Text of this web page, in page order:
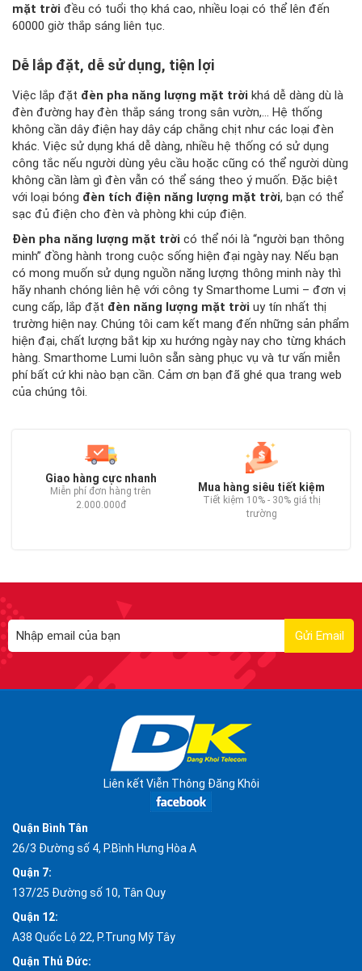
mặt trời đều có tuổi thọ khá cao, nhiều loại có thể lên đến
60000 giờ thắp sáng liên tục.
Dễ lắp đặt, dễ sử dụng, tiện lợi
Việc lắp đặt đèn pha năng lượng mặt trời khá dễ dàng dù là
đèn đường hay đèn thắp sáng trong sân vườn,… Hệ thống
không cần dây điện hay dây cáp chằng chịt như các loại đèn
khác. Việc sử dụng khá dễ dàng, nhiều hệ thống có sử dụng
công tắc nếu người dùng yêu cầu hoặc cũng có thể người dùng
không cần làm gì đèn vẫn có thể sáng theo ý muốn. Đặc biệt
với loại bóng đèn tích điện năng lượng mặt trời, bạn có thể
sạc đủ điện cho đèn và phòng khi cúp điện.
Đèn pha năng lượng mặt trời có thể nói là “người bạn thông
minh” đồng hành trong cuộc sống hiện đại ngày nay. Nếu bạn
có mong muốn sử dụng nguồn năng lượng thông minh này thì
hãy nhanh chóng liên hệ với công ty Smarthome Lumi – đơn vị
cung cấp, lắp đặt đèn năng lượng mặt trời uy tín nhất thị
trường hiện nay. Chúng tôi cam kết mang đến những sản phẩm
hiện đại, chất lượng bắt kịp xu hướng ngày nay cho từng khách
hàng. Smarthome Lumi luôn sẵn sàng phục vụ và tư vấn miễn
phí bất cứ khi nào bạn cần. Cảm ơn bạn đã ghé qua trang web
của chúng tôi.
Giao hàng cực nhanh
Miễn phí đơn hàng trên
2.000.000đ
Mua hàng siêu tiết kiệm
Tiết kiệm 10% - 30% giá thị
trường
Liên kết Viễn Thông Đăng Khôi
Quận Bình Tân
26/3 Đường số 4, P.Bình Hưng Hòa A
Quận 7:
137/25 Đường số 10, Tân Quy
Quận 12:
A38 Quốc Lộ 22, P.Trung Mỹ Tây
Quận Thủ Đức: